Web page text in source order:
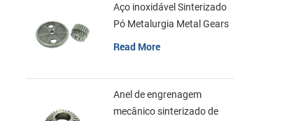
Aço inoxidável Sinterizado
Pó Metalurgia Metal Gears
Read More
Anel de engrenagem
mecânico sinterizado de